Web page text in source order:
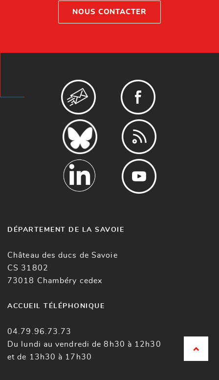
NOUS CONTACTER
DÉPARTEMENT DE LA SAVOIE
Château des ducs de Savoie
CS 31802
73018 Chambéry cedex
ACCUEIL TÉLÉPHONIQUE
04.79.96.73.73
Du lundi au vendredi de 8h30 à 12h30
et de 13h30 à 17h30